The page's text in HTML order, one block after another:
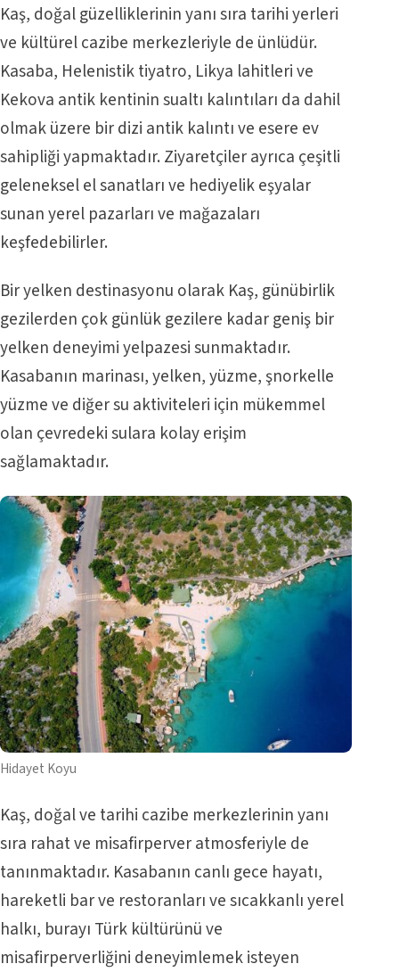
Kaş, doğal güzelliklerinin yanı sıra tarihi yerleri
ve kültürel cazibe merkezleriyle de ünlüdür.
Kasaba, Helenistik tiyatro, Likya lahitleri ve
Kekova antik kentinin sualtı kalıntıları da dahil
olmak üzere bir dizi antik kalıntı ve esere ev
sahipliği yapmaktadır. Ziyaretçiler ayrıca çeşitli
geleneksel el sanatları ve hediyelik eşyalar
sunan yerel pazarları ve mağazaları
keşfedebilirler.
Bir yelken destinasyonu olarak Kaş, günübirlik
gezilerden çok günlük gezilere kadar geniş bir
yelken deneyimi yelpazesi sunmaktadır.
Kasabanın marinası, yelken, yüzme, şnorkelle
yüzme ve diğer su aktiviteleri için mükemmel
olan çevredeki sulara kolay erişim
sağlamaktadır.
Hidayet Koyu
Kaş, doğal ve tarihi cazibe merkezlerinin yanı
sıra rahat ve misafirperver atmosferiyle de
tanınmaktadır. Kasabanın canlı gece hayatı,
hareketli bar ve restoranları ve sıcakkanlı yerel
halkı, burayı Türk kültürünü ve
misafirperverliğini deneyimlemek isteyen